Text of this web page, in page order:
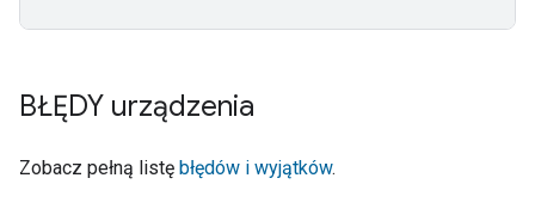
BŁĘDY urządzenia
Zobacz pełną listę błędów i wyjątków.